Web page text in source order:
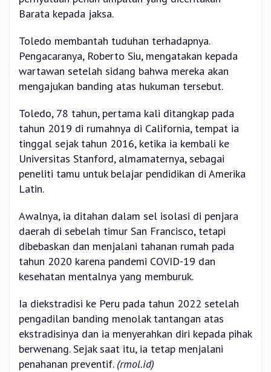
Barata kepada jaksa.
Toledo membantah tuduhan terhadapnya.
Pengacaranya, Roberto Siu, mengatakan kepada
wartawan setelah sidang bahwa mereka akan
mengajukan banding atas hukuman tersebut.
Toledo, 78 tahun, pertama kali ditangkap pada
tahun 2019 di rumahnya di California, tempat ia
tinggal sejak tahun 2016, ketika ia kembali ke
Universitas Stanford, almamaternya, sebagai
peneliti tamu untuk belajar pendidikan di Amerika
Latin.
Awalnya, ia ditahan dalam sel isolasi di penjara
daerah di sebelah timur San Francisco, tetapi
dibebaskan dan menjalani tahanan rumah pada
tahun 2020 karena pandemi COVID-19 dan
kesehatan mentalnya yang memburuk.
Ia diekstradisi ke Peru pada tahun 2022 setelah
pengadilan banding menolak tantangan atas
ekstradisinya dan ia menyerahkan diri kepada pihak
berwenang. Sejak saat itu, ia tetap menjalani
penahanan preventif. (rmol.id)